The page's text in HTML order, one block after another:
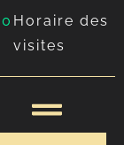
Horaire des
visites